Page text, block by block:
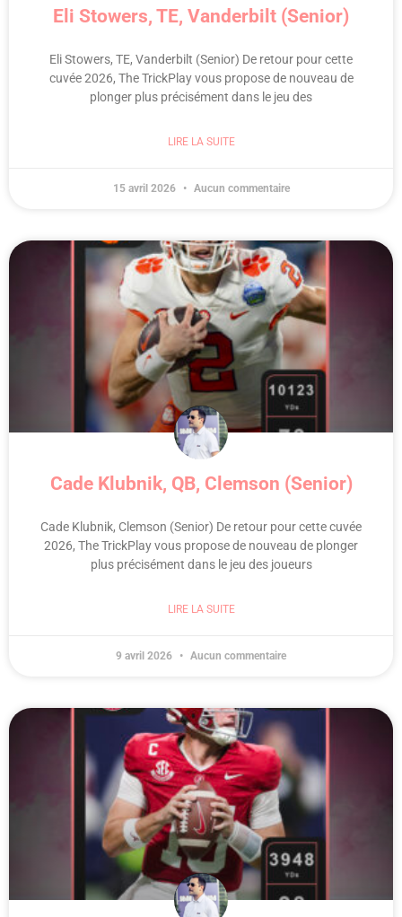
Eli Stowers, TE, Vanderbilt (Senior)
Eli Stowers, TE, Vanderbilt (Senior) De retour pour cette
cuvée 2026, The TrickPlay vous propose de nouveau de
plonger plus précisément dans le jeu des
LIRE LA SUITE
15 avril 2026 Aucun commentaire
Cade Klubnik, QB, Clemson (Senior)
Cade Klubnik, Clemson (Senior) De retour pour cette cuvée
2026, The TrickPlay vous propose de nouveau de plonger
plus précisément dans le jeu des joueurs
LIRE LA SUITE
9 avril 2026 Aucun commentaire